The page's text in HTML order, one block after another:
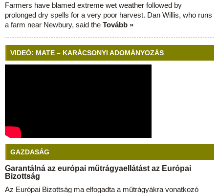
Farmers have blamed extreme wet weather followed by
prolonged dry spells for a very poor harvest. Dan Willis, who runs
a farm near Newbury, said the Tovább »
VIDEÓ: MATE – KARÁCSONYI ADOMÁNYOZÁS
GAZDASÁG
Garantálná az európai műtrágyaellátást az Európai
Bizottság
Az Európai Bizottság ma elfogadta a műtrágyákra vonatkozó